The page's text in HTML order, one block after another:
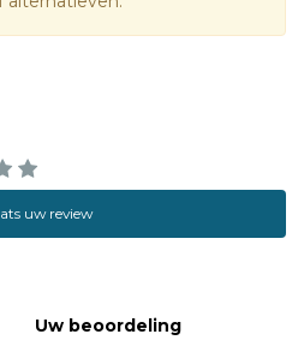
uw review
Uw beoordeling